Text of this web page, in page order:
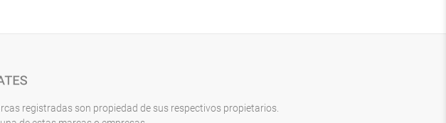
registradas son propiedad de sus respectivos propietarios.